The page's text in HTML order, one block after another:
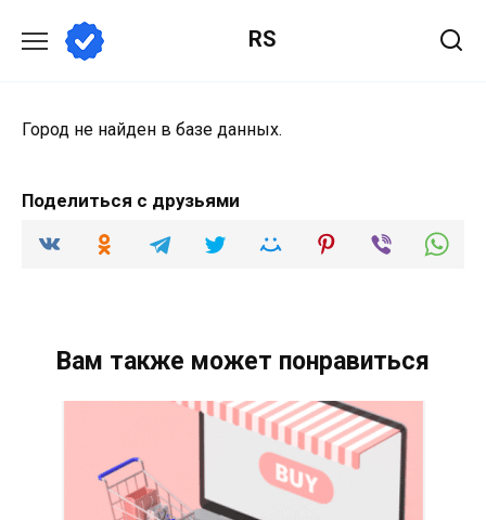
содержанию
RS
Город не найден в базе данных.
Поделиться с друзьями
Вам также может понравиться